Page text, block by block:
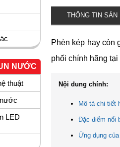
THÔNG TIN SẢN
Phèn kép hay còn
phối chính hãng tại
Nội dung chính:
Mô tả chi tiết
Đặc điểm nổi
Ứng dụng
NƯỚC
thuật
LED